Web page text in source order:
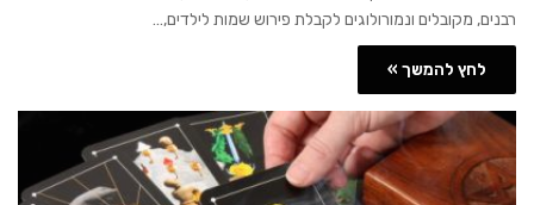
רבנים, מקובלים ונמורולוגים לקבלת פירוש שמות לילדים,…
לחץ להמשך »